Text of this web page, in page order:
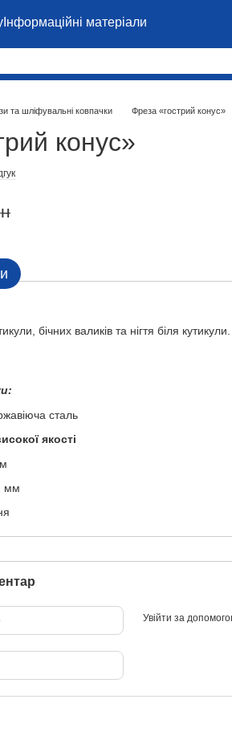
Інформаційні матеріали
та шліфувальні ковпачки Фреза «гострий конус»
конус»
бічних валиків та нігтя біля
сталь
якості
мм
Увійти за